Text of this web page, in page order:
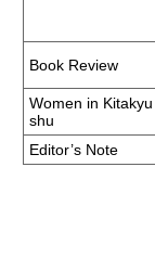
Book Review
Women in Kitakyu
shu
Editor’s Note